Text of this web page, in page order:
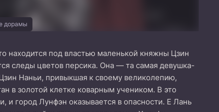
дорамы
находится под властью маленькой княжны Цзин
следы цветов персика. Она — та самая девушка-
Наньи, привыкшая к своему великолепию,
в золотой клетке коварным учеником. В это
и город Лунфэн оказывается в опасности. Е Лань